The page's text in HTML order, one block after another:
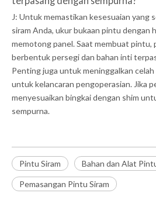
J: Untuk memastikan kesesuaian yang
siram Anda, ukur bukaan pintu dengan
memotong panel. Saat membuat pintu,
berbentuk persegi dan bahan inti
Penting juga untuk meninggalkan
untuk kelancaran pengoperasian. Jika
menyesuaikan bingkai dengan shim
sempurna.
Pintu Siram Bahan dan Alat
Pemasangan Pintu Siram